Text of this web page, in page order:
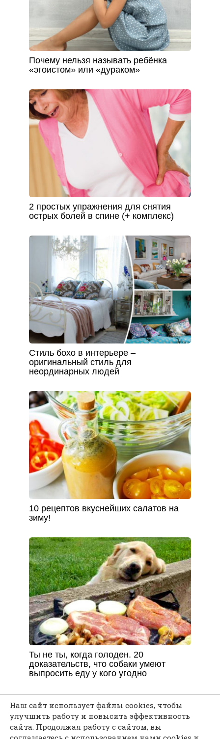
Почему нельзя называть ребёнка
«эгоистом» или «дураком»
2 простых упражнения для снятия
острых болей в спине (+ комплекс)
Стиль бохо в интерьере –
оригинальный стиль для
неординарных людей
10 рецептов вкуснейших салатов на
зиму!
Ты не ты, когда голоден. 20
доказательств, что собаки умеют
выпросить еду у кого угодно
Наш сайт использует файлы cookies, чтобы
улучшить работу и повысить эффективность
сайта. Продолжая работу с сайтом, вы